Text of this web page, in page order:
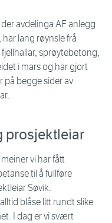
avdelinga AF anlegg
lang røynsle frå
sprøytebetong,
i mars og har gjort
på begge sider av
prosjektleiar
vi har fått
til å fullføre
Søvik.
blåse litt rundt slike
I dag er vi svært